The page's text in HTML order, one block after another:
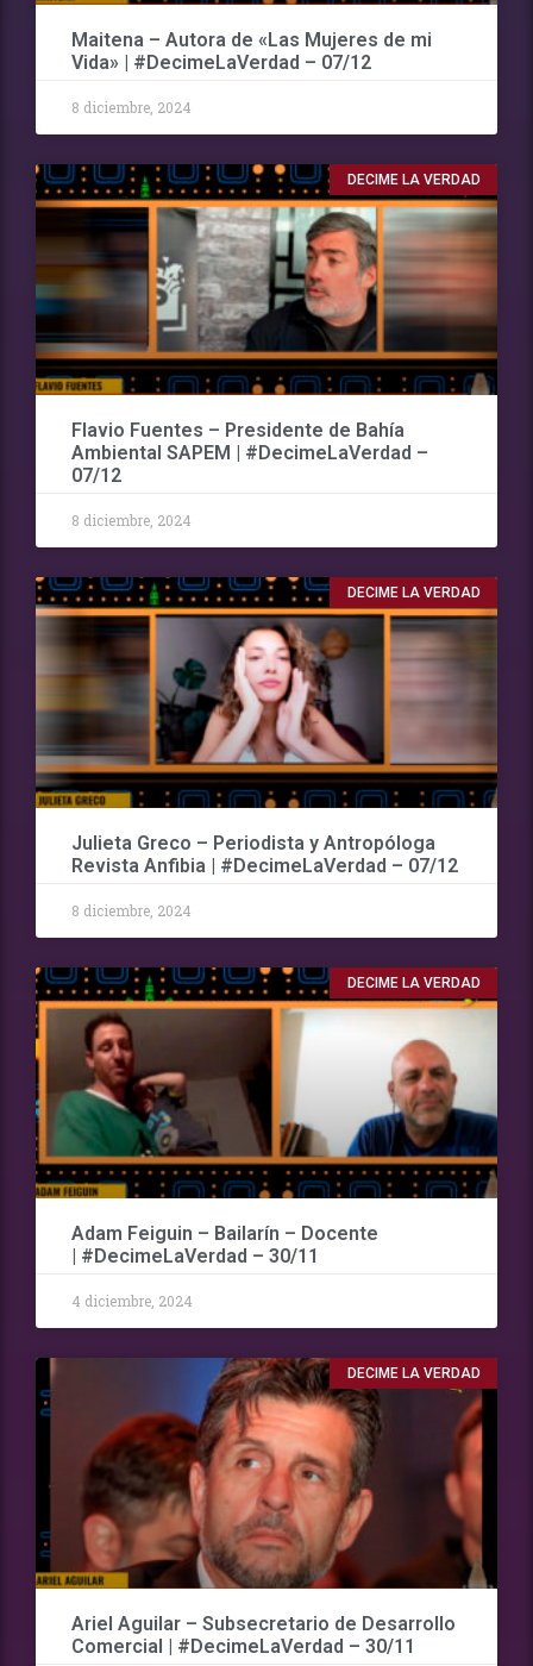
Maitena – Autora de «Las Mujeres de mi
Vida» | #DecimeLaVerdad – 07/12
8 diciembre, 2024
DECIME LA VERDAD
Flavio Fuentes – Presidente de Bahía
Ambiental SAPEM | #DecimeLaVerdad –
07/12
8 diciembre, 2024
DECIME LA VERDAD
Julieta Greco – Periodista y Antropóloga
Revista Anfibia | #DecimeLaVerdad – 07/12
8 diciembre, 2024
DECIME LA VERDAD
Adam Feiguin – Bailarín – Docente
| #DecimeLaVerdad – 30/11
4 diciembre, 2024
DECIME LA VERDAD
Ariel Aguilar – Subsecretario de Desarrollo
Comercial | #DecimeLaVerdad – 30/11